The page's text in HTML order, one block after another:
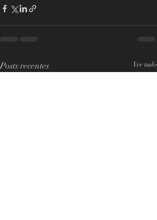
Posts recentes Ver tudo